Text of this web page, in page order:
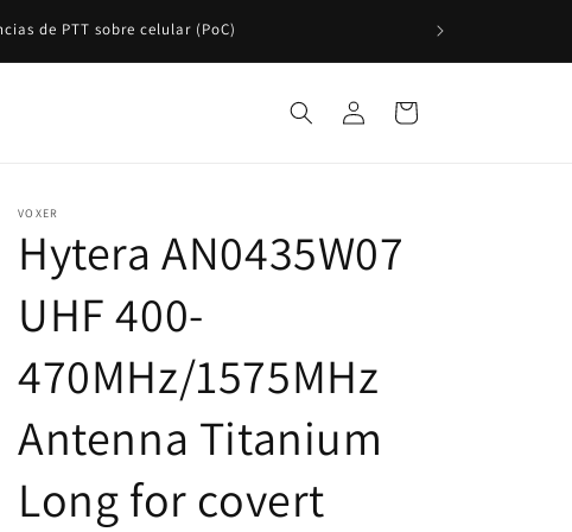
Si necesitas una cotización formal, ¡solicítala
Iniciar
sesión
Carrito
VOXER
Hytera AN0435W07
UHF 400-
470MHz/1575MHz
Antenna Titanium
Long for covert